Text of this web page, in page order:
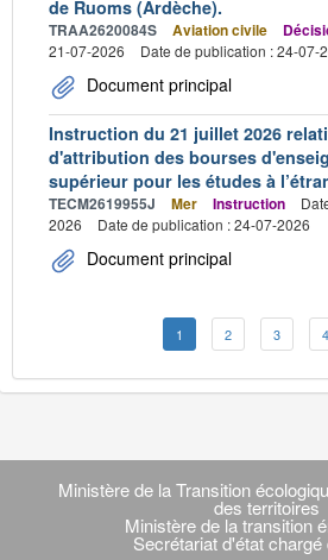
de Ruoms (Ardèche).
TRAA2620084S Aviation civile
21-07-2026
Date de publication : 24-07-
Document principal
Instruction du 21 juillet 2026
d'attribution des bourses
supérieur pour les études à
TECM2619955J Mer Instruction
2026
Date de publication : 24-07-2026
Document principal
1 2 3 4
Navigation
transverse
Ministère de la Transition
des territoires
Ministère de la transition
Secrétariat d'état